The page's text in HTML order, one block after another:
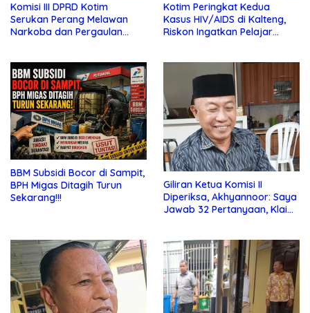
Komisi III DPRD Kotim
Serukan Perang Melawan
Narkoba dan Pergaulan
Kotim Peringkat Kedua
Kasus HIV/AIDS di Kalteng,
Riskon Ingatkan Pelajar
BBM Subsidi Bocor di Sampit,
BPH Migas Ditagih Turun
Sekarang!!!
Giliran Ketua Komisi II
Diperiksa, Akhyannoor: Saya
Jawab 32 Pertanyaan, Klaim